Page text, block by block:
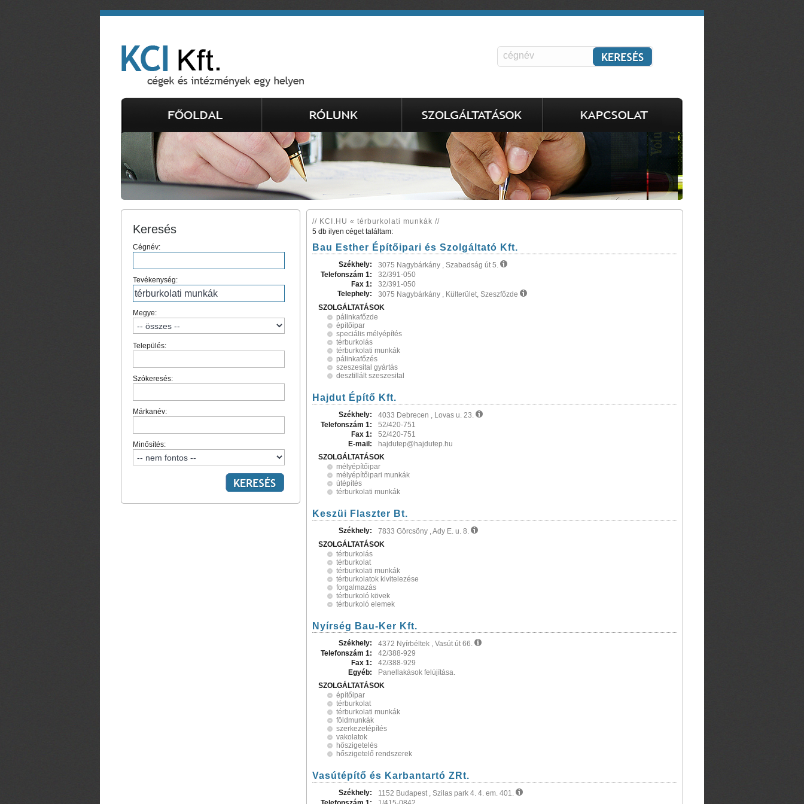
Keresés
Cégnév:
Tevékenység:
Megye:
Település:
Szókeresés:
Márkanév:
Minősítés:
// KCI.HU « térburkolati munkák //
5 db ilyen céget találtam:
Bau Esther Építőipari és Szolgáltató Kft.
Székhely:
3075 Nagybárkány , Szabadság út 5.
Telefonszám 1:
32/391-050
Fax 1:
32/391-050
Telephely:
3075 Nagybárkány , Külterület, Szeszfőzde
SZOLGÁLTATÁSOK
pálinkafőzde
építőipar
speciális mélyépítés
térburkolás
térburkolati munkák
pálinkafőzés
szeszesital gyártás
desztillált szeszesital
Hajdut Építő Kft.
Székhely:
4033 Debrecen , Lovas u. 23.
Telefonszám 1:
52/420-751
Fax 1:
52/420-751
E-mail:
hajdutep@hajdutep.hu
SZOLGÁLTATÁSOK
mélyépítőipar
mélyépítőipari munkák
útépítés
térburkolati munkák
Keszüi Flaszter Bt.
Székhely:
7833 Görcsöny , Ady E. u. 8.
SZOLGÁLTATÁSOK
térburkolás
térburkolat
térburkolati munkák
térburkolatok kivitelezése
forgalmazás
térburkoló kövek
térburkoló elemek
Nyírség Bau-Ker Kft.
Székhely:
4372 Nyírbéltek , Vasút út 66.
Telefonszám 1:
42/388-929
Fax 1:
42/388-929
Egyéb:
Panellakások felújítása.
SZOLGÁLTATÁSOK
építőipar
térburkolat
térburkolati munkák
földmunkák
szerkezetépítés
vakolatok
hőszigetelés
hőszigetelő rendszerek
Vasútépítő és Karbantartó ZRt.
Székhely:
1152 Budapest , Szilas park 4. 4. em. 401.